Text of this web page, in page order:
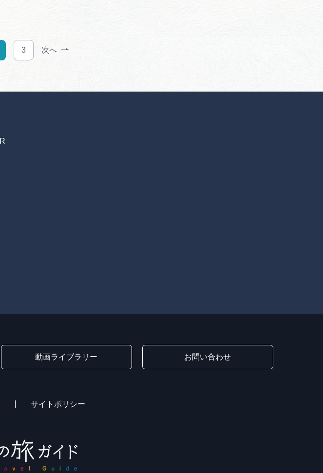
3 次へ
動画ライブラリー お問い合わせ
サイトポリシー